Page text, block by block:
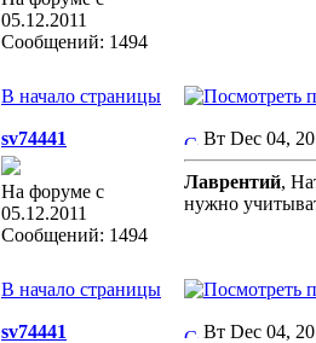
05.12.2011
Сообщений: 1494
В начало страницы
sv74441
На форуме с
05.12.2011
Сообщений: 1494
Вт Dec 04,
Лаврентий,
нужно
В начало страницы
sv74441 Вт Dec 04,